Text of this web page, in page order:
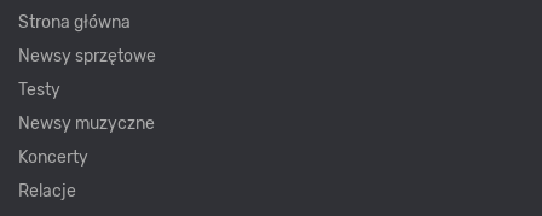
Strona główna
Newsy sprzętowe
Testy
Newsy muzyczne
Koncerty
Relacje